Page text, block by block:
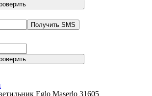
Получить SMS
Eglo Maserlo 31605